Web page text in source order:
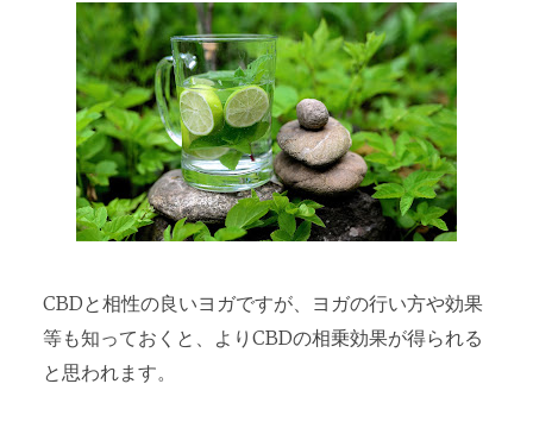
CBDと相性の良いヨガですが、ヨガの行い方や効果
等も知っておくと、よりCBDの相乗効果が得られる
と思われます。